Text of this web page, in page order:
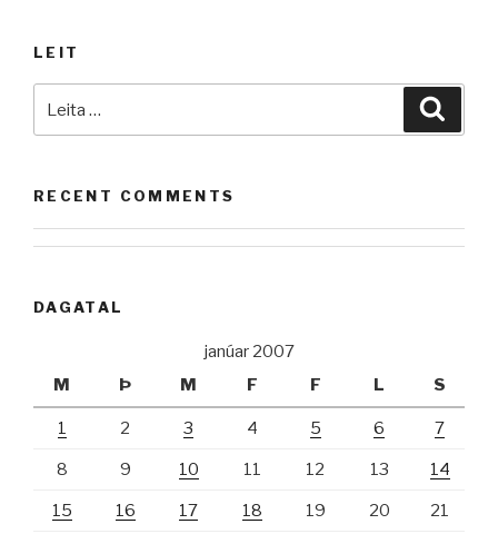
nú?“
LEIT
að:
RECENT COMMENTS
DAGATAL
janúar 2007
M
Þ M F F L S
1 2 3 4 5 6 7
8 9 10 11 12 13 14
15 16 17 18 19 20 21